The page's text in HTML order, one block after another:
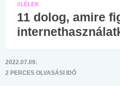
#LÉLEK
11 dolog, amire
2022.07.09.
2 PERCES OLVASÁSI IDŐ